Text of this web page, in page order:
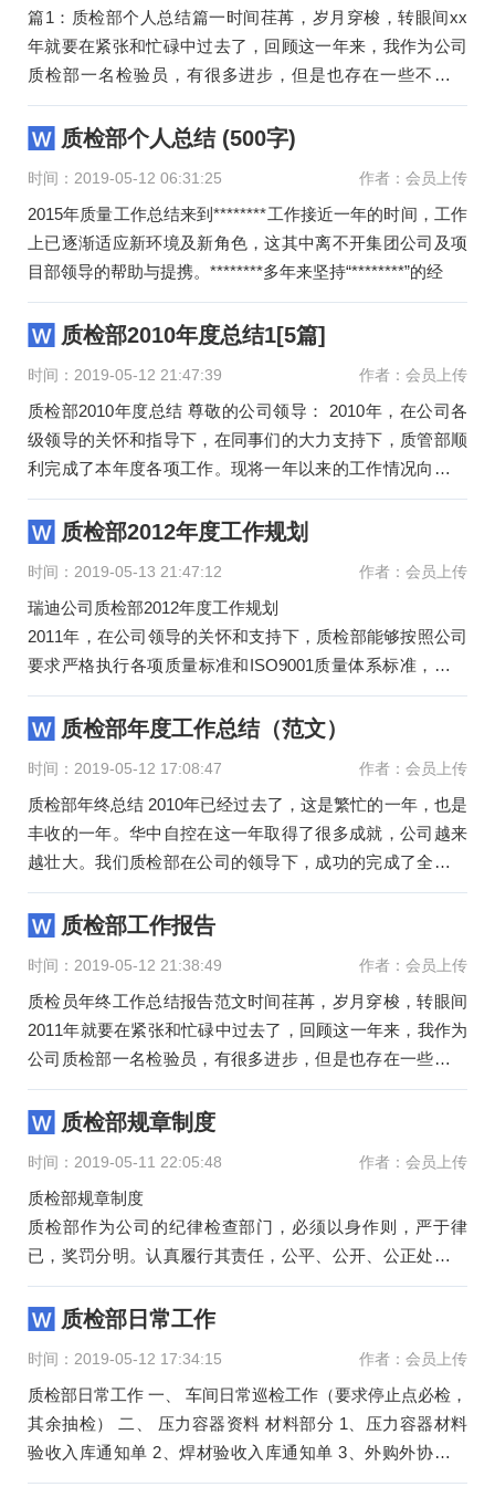
篇1：质检部个人总结篇一时间荏苒，岁月穿梭，转眼间xx
年就要在紧张和忙碌中过去了，回顾这一年来，我作为公司
质检部一名检验员，有很多进步，但是也存在一些不足之
处。半年来，在领导的关
质检部个人总结 (500字)
时间：2019-05-12 06:31:25 作者：会员上传
2015年质量工作总结来到********工作接近一年的时间，工作
上已逐渐适应新环境及新角色，这其中离不开集团公司及项
目部领导的帮助与提携。********多年来坚持“********”的经
质检部2010年度总结1[5篇]
时间：2019-05-12 21:47:39 作者：会员上传
质检部2010年度总结 尊敬的公司领导： 2010年，在公司各
级领导的关怀和指导下，在同事们的大力支持下，质管部顺
利完成了本年度各项工作。现将一年以来的工作情况向您们
做一个总结
质检部2012年度工作规划
时间：2019-05-13 21:47:12 作者：会员上传
瑞迪公司质检部2012年度工作规划
2011年，在公司领导的关怀和支持下，质检部能够按照公司
要求严格执行各项质量标准和ISO9001质量体系标准，可以
做到及时纠正生产中出现的质量问题
质检部年度工作总结（范文）
时间：2019-05-12 17:08:47 作者：会员上传
质检部年终总结 2010年已经过去了，这是繁忙的一年，也是
丰收的一年。华中自控在这一年取得了很多成就，公司越来
越壮大。我们质检部在公司的领导下，成功的完成了全年的
任务，保证了
质检部工作报告
时间：2019-05-12 21:38:49 作者：会员上传
质检员年终工作总结报告范文时间荏苒，岁月穿梭，转眼间
2011年就要在紧张和忙碌中过去了，回顾这一年来，我作为
公司质检部一名检验员，有很多进步，但是也存在一些不足
之处。 半年来，在
质检部规章制度
时间：2019-05-11 22:05:48 作者：会员上传
质检部规章制度
质检部作为公司的纪律检查部门，必须以身作则，严于律
已，奖罚分明。认真履行其责任，公平、公开、公正处事，
以达到服务公司、服务员工之目的。
一、严格遵守公司的各
质检部日常工作
时间：2019-05-12 17:34:15 作者：会员上传
质检部日常工作 一、 车间日常巡检工作（要求停止点必检，
其余抽检） 二、 压力容器资料 材料部分 1、压力容器材料
验收入库通知单 2、焊材验收入库通知单 3、外购外协件验
收入库